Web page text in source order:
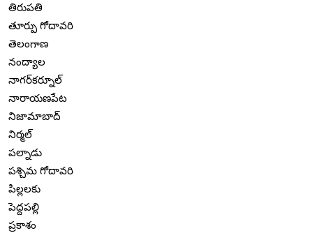
తిరుపతి
తూర్పు గోదావరి
తెలంగాణ
నంద్యాల
నాగర్‌కర్నూల్
నారాయణపేట
నిజామాబాద్
నిర్మల్
పల్నాడు
పశ్చిమ గోదావరి
పిల్లలకు
పెద్దపల్లి
ప్రకాశం